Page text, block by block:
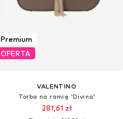
Premium
OFERTA
VALENTINO
Torba na ramię 'Divina'
281,61 zł